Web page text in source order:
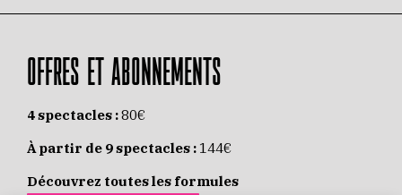
OFFRES ET ABONNEMENTS
4 spectacles :80€
À partir de 9 spectacles : 144€
Découvrez toutes les formules